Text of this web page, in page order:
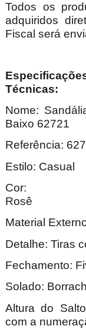
Todos os
adquiridos
Fiscal será
Nome:
Baixo 62721
Referência:
Estilo: Casual
Cor:
Material
Detalhe: Tiras
Fechamento:
Solado:
Altura do
com a